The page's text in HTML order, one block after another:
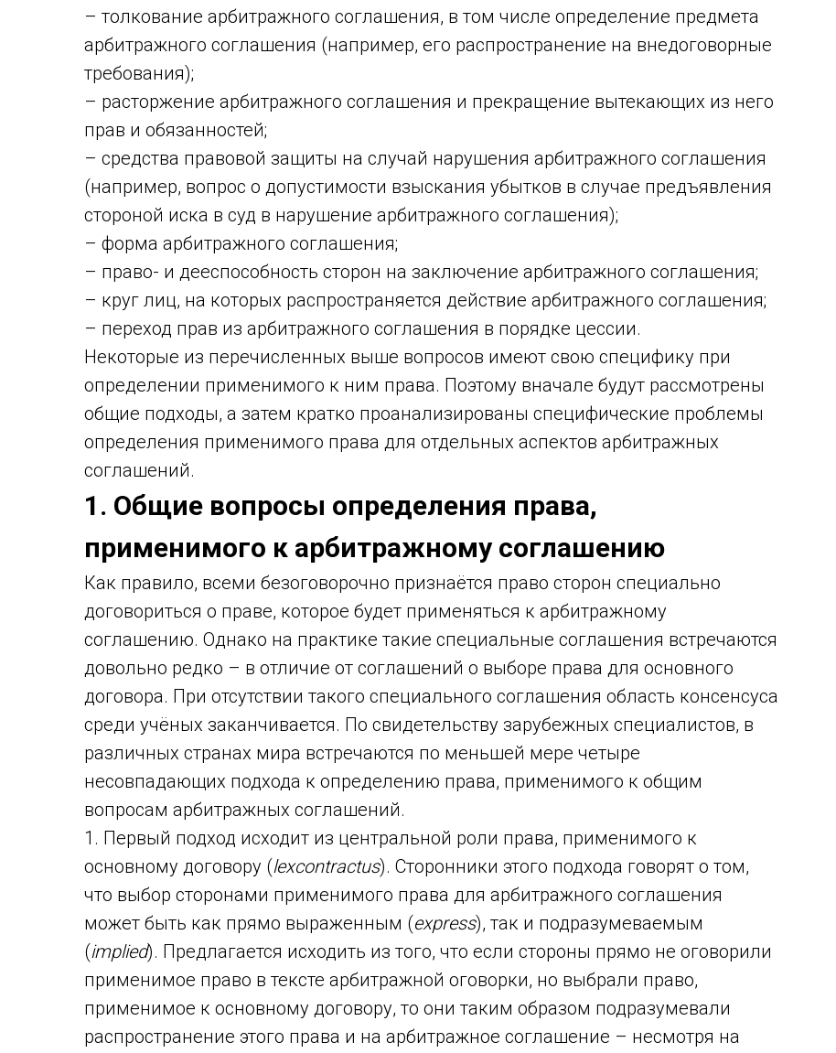
– толкование арбитражного соглашения, в том числе определение предмета
арбитражного соглашения (например, его распространение на внедоговорные
требования);
– расторжение арбитражного соглашения и прекращение вытекающих из него
прав и обязанностей;
– средства правовой защиты на случай нарушения арбитражного соглашения
(например, вопрос о допустимости взыскания убытков в случае предъявления
стороной иска в суд в нарушение арбитражного соглашения);
– форма арбитражного соглашения;
– право- и дееспособность сторон на заключение арбитражного соглашения;
– круг лиц, на которых распространяется действие арбитражного соглашения;
– переход прав из арбитражного соглашения в порядке цессии.
Некоторые из перечисленных выше вопросов имеют свою специфику при
определении применимого к ним права. Поэтому вначале будут рассмотрены
общие подходы, а затем кратко проанализированы специфические проблемы
определения применимого права для отдельных аспектов арбитражных
соглашений.
1. Общие вопросы определения права,
применимого к арбитражному соглашению
Как правило, всеми безоговорочно признаётся право сторон специально
договориться о праве, которое будет применяться к арбитражному
соглашению. Однако на практике такие специальные соглашения встречаются
довольно редко – в отличие от соглашений о выборе права для основного
договора. При отсутствии такого специального соглашения область консенсуса
среди учёных заканчивается. По свидетельству зарубежных специалистов, в
различных странах мира встречаются по меньшей мере четыре
несовпадающих подхода к определению права, применимого к общим
вопросам арбитражных соглашений.
1. Первый подход исходит из центральной роли права, применимого к
основному договору (lexcontractus). Сторонники этого подхода говорят о том,
что выбор сторонами применимого права для арбитражного соглашения
может быть как прямо выраженным (express), так и подразумеваемым
(implied). Предлагается исходить из того, что если стороны прямо не оговорили
применимое право в тексте арбитражной оговорки, но выбрали право,
применимое к основному договору, то они таким образом подразумевали
распространение этого права и на арбитражное соглашение – несмотря на